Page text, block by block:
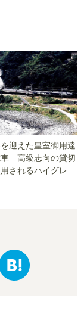
迎えた皇室御用達
車 高級志向の貸切
されるハイグレー